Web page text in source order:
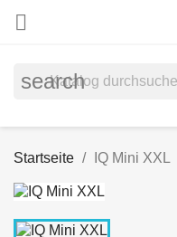

search
Startseite IQ Mini XXL